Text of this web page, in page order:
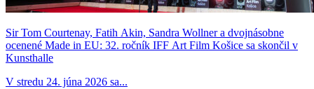
Sir Tom Courtenay, Fatih Akin, Sandra Wollner a dvojnásobne
ocenené Made in EU: 32. ročník IFF Art Film Košice sa skončil v
Kunsthalle
V stredu 24. júna 2026 sa...